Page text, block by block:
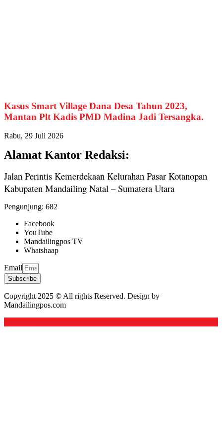
Kasus Smart Village Dana Desa Tahun 2023,
Mantan Plt Kadis PMD Madina Jadi Tersangka.
Rabu, 29 Juli 2026
Alamat Kantor Redaksi:
Jalan Perintis Kemerdekaan Kelurahan Pasar Kotanopan
Kabupaten Mandailing Natal – Sumatera Utara
Pengunjung: 682
Facebook
YouTube
Mandailingpos TV
Whatshaap
Email
Subscribe
Copyright 2025 © All rights Reserved. Design by
Mandailingpos.com